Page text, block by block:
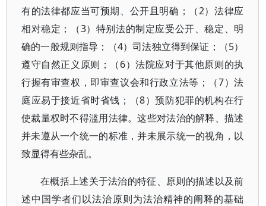
有的法律都应当可预期、公开且明确；（2）法律应
相对稳定；（3）特别法的制定应受公开、稳定、明
确的一般规则指导；（4）司法独立得到保证；（5）
遵守自然正义原则；（6）法院应对于其他原则的执
行握有审查权，即审查议会和行政立法等；（7）法
庭应易于接近省时省钱；（8）预防犯罪的机构在行
使裁量权时不得滥用法律。这些对法治的解释、描述
并未遵从一个统一的标准，并未展示统一的视角，以
致显得有些杂乱。
在概括上述关于法治的特征、原则的描述以及前
述中国学者们以法治原则为法治精神的阐释的基础